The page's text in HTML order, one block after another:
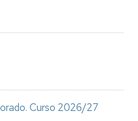
Curso 2026/27